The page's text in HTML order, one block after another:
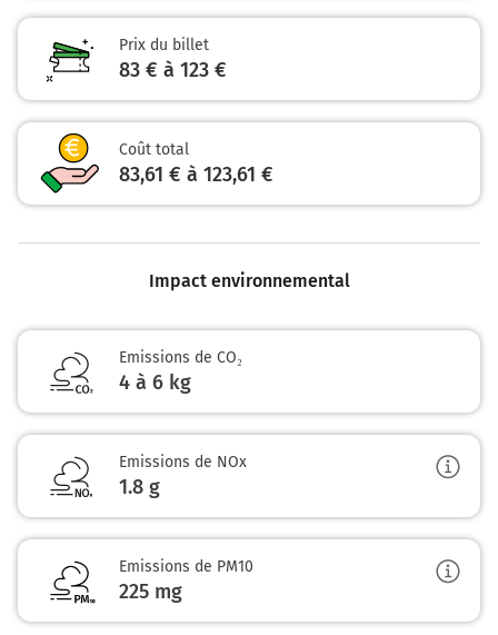
Prix du billet
83 € à 123 €
Coût total
83,61 € à 123,61 €
Impact environnemental
Emissions de CO₂
4 à 6 kg
Emissions de NOx
1.8 g
Emissions de PM10
225 mg